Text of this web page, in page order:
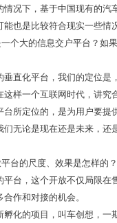
况下，基于中国现有的
也是比较符合现实一些情
个大的信息交户平台？
直化平台，我们的定位
样一个互联网时代，讲究
所定位的，是为用户要
无论是现在还是未来，
台的尺度、效果是怎样的
台，这个开放不仅局限
作和对接的机会。
化的项目，叫车创想，